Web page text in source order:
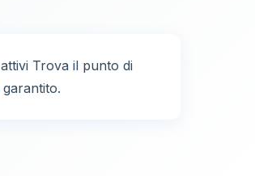
attivi Trova il punto di
garantito.